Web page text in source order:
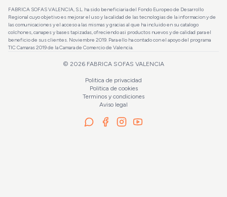
FABRICA SOFAS VALENCIA, S.L. ha sido beneficiaria del Fondo Europeo de Desarrollo
Regional cuyo objetivo es mejorar el uso y la calidad de las tecnologias de la informacion y de
las comunicaciones y el acceso a las mismas y gracias al que ha incluido en su catalogo
colchones, canapes y bases tapizadas, ofreciendo asi productos nuevos y de calidad para el
beneficio de sus clientes. Noviembre 2019. Para ello ha contado con el apoyo del programa
TIC Camaras 2019 de la Camara de Comercio de Valencia.
© 2026 FABRICA SOFAS VALENCIA
Politica de privacidad
Politica de cookies
Terminos y condiciones
Aviso legal